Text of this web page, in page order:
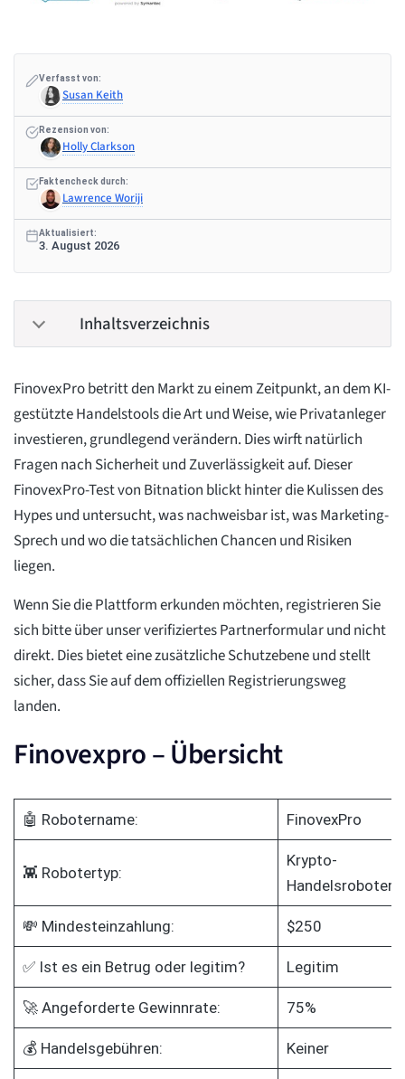
Verfasst von:
Susan Keith
Rezension von:
Holly Clarkson
Faktencheck durch:
Lawrence Woriji
Aktualisiert:
3. August 2026
Inhaltsverzeichnis
FinovexPro betritt den Markt zu einem Zeitpunkt, an dem KI-
gestützte Handelstools die Art und Weise, wie Privatanleger
investieren, grundlegend verändern. Dies wirft natürlich
Fragen nach Sicherheit und Zuverlässigkeit auf. Dieser
FinovexPro-Test von Bitnation blickt hinter die Kulissen des
Hypes und untersucht, was nachweisbar ist, was Marketing-
Sprech und wo die tatsächlichen Chancen und Risiken
liegen.
Wenn Sie die Plattform erkunden möchten, registrieren Sie
sich bitte über unser verifiziertes Partnerformular und nicht
direkt. Dies bietet eine zusätzliche Schutzebene und stellt
sicher, dass Sie auf dem offiziellen Registrierungsweg
landen.
Finovexpro – Übersicht
🤖 Robotername: FinovexPro
👾 Robotertyp:
Krypto-
Handelsroboter
💸 Mindesteinzahlung: $250
✅ Ist es ein Betrug oder legitim? Legitim
🚀 Angeforderte Gewinnrate: 75%
💰 Handelsgebühren: Keiner